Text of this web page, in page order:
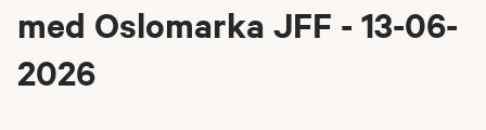
med Oslomarka JFF - 13-06-
2026